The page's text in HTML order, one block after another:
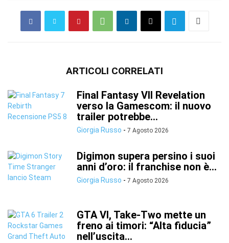
ARTICOLI CORRELATI
Final Fantasy VII Revelation
verso la Gamescom: il nuovo
trailer potrebbe...
Giorgia Russo - 7 Agosto 2026
Digimon supera persino i suoi
anni d’oro: il franchise non è...
Giorgia Russo - 7 Agosto 2026
GTA VI, Take-Two mette un
freno ai timori: “Alta fiducia”
nell’uscita...